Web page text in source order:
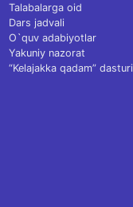
Talabalarga oid
Dars jadvali
O`quv adabiyotlar
Yakuniy nazorat
“Kelajakka qadam” dasturi